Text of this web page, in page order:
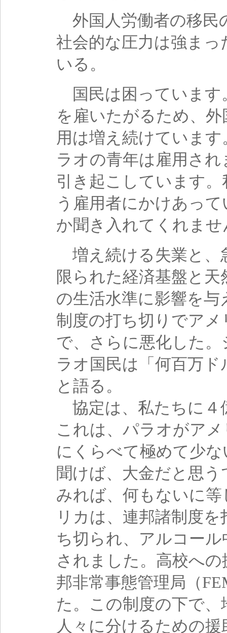
外国人労働者の移民
社会的な圧力は強ま
いる。
国民は困っています
を雇いたがるため、
用は増え続けていま
ラオの青年は雇用さ
引き起こしています
う雇用者にかけあっ
か聞き入れてくれませ
増え続ける失業と、
限られた経済基盤と
の生活水準に影響を
制度の打ち切りでア
で、さらに悪化した
ラオ国民は「何百万
と語る。
協定は、私たちに４
これは、パラオがア
にくらべて極めて少
聞けば、大金だと思
みれば、何もないに
リカは、連邦諸制度
ち切られ、アルコー
されました。高校へ
邦非常事態管理局（
た。この制度の下で
人々に分けるための